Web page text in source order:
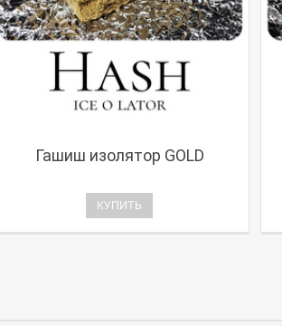
Гашиш изолятор GOLD
КУПИТЬ